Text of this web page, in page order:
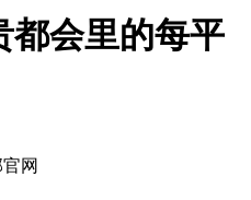
都会里的每平
网